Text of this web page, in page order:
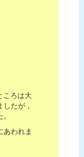
ころは大
たが，
あわれま